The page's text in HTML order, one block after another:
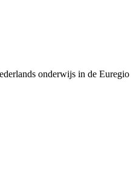
onderwijs in de Euregio